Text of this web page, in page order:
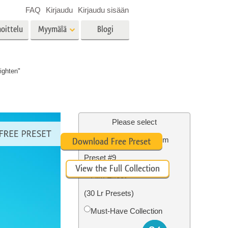
Valokuvan restaurointi
Myymälä
videopeittokuvat
Blogi
FAQ Kirjaudu Kirjaudu sisään
Please select
Orange&Teal Lightroom
Preset #9
Film Effect
(30 Lr Presets)
Must-Have Collection
Download Free Preset
View the Full Collection